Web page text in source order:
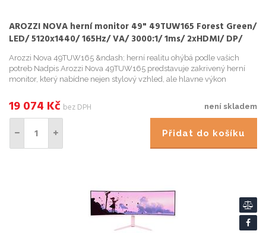
AROZZI NOVA herní monitor 49" 49TUW165 Forest Green/
LED/ 5120x1440/ 165Hz/ VA/ 3000:1/ 1ms/ 2xHDMI/ DP/
USB-C/ m.zelen
Arozzi Nova 49TUW165 &ndash; herní realitu ohýbá podle vašich
potreb Nadpis Arozzi Nova 49TUW165 predstavuje zakrivený herní
monitor, který nabídne nejen stylový vzhled, ale hlavne výkon
není skladem
19 074 Kč bez DPH
Přidat do košíku